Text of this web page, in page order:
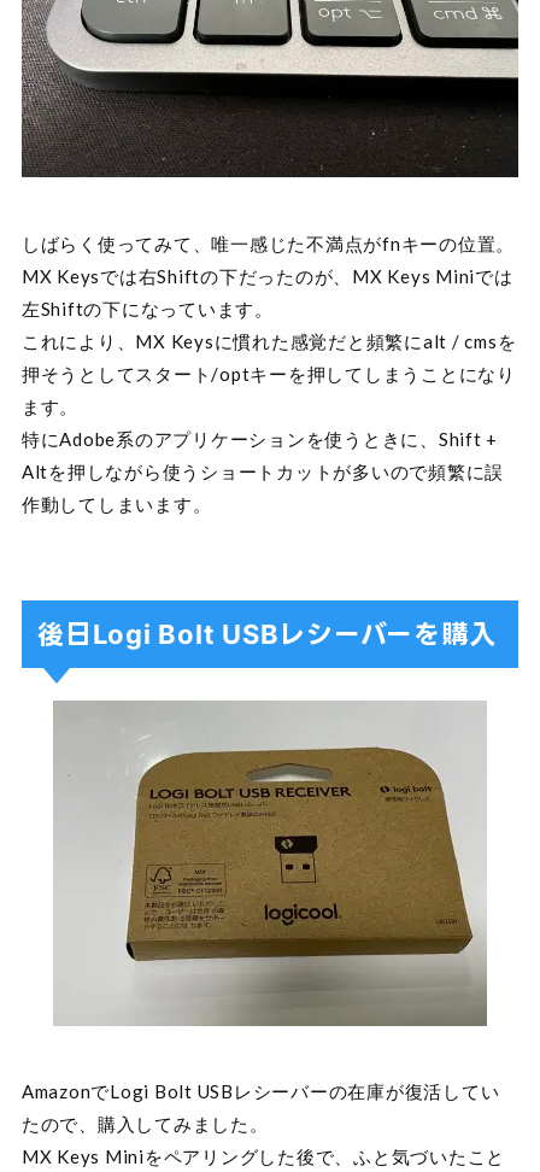
しばらく使ってみて、唯一感じた不満点がfnキーの位置。
MX Keysでは右Shiftの下だったのが、MX Keys Miniでは
左Shiftの下になっています。
これにより、MX Keysに慣れた感覚だと頻繁にalt / cmsを
押そうとしてスタート/optキーを押してしまうことになり
ます。
特にAdobe系のアプリケーションを使うときに、Shift +
Altを押しながら使うショートカットが多いので頻繁に誤
作動してしまいます。
後日Logi Bolt USBレシーバーを購入
AmazonでLogi Bolt USBレシーバーの在庫が復活してい
たので、購入してみました。
MX Keys Miniをペアリングした後で、ふと気づいたこと